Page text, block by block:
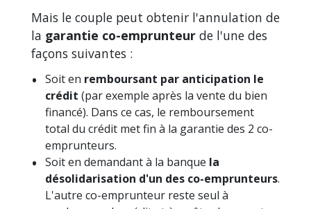
Mais le couple peut obtenir l'annulation de
la garantie co-emprunteur de l'une des
façons suivantes :
Soit en remboursant par anticipation le
crédit (par exemple après la vente du bien
financé). Dans ce cas, le remboursement
total du crédit met fin à la garantie des 2 co-
emprunteurs.
Soit en demandant à la banque la
désolidarisation d'un des co-emprunteurs.
L'autre co-emprunteur reste seul à